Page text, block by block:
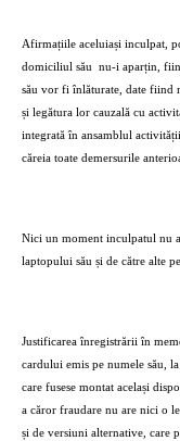
Afirmațiile aceluiași inculpat,
domiciliul său
nu-i aparțin,
său vor fi înlăturate, date fiind
și legătura lor cauzală cu
integrată în ansamblul
căreia toate demersurile
Nici un moment inculpatul nu
laptopului său și de către alte
Justificarea înregistrării în
cardului emis pe numele său,
care fusese montat același
a căror fraudare nu are nici o
și de versiuni alternative, care